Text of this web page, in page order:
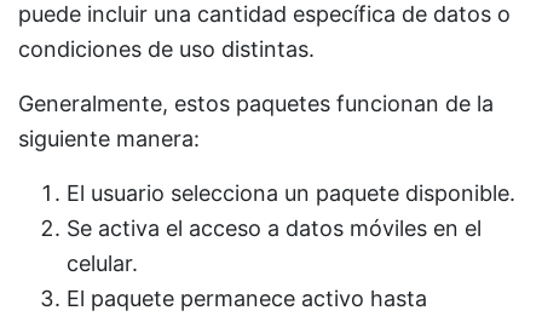
puede incluir una cantidad específica de datos o
condiciones de uso distintas.
Generalmente, estos paquetes funcionan de la
siguiente manera:
El usuario selecciona un paquete disponible.
Se activa el acceso a datos móviles en el
celular.
El paquete permanece activo hasta